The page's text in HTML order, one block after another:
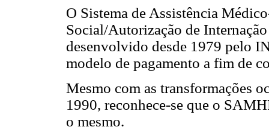
O Sistema de Assistência
Social/Autorização de
desenvolvido desde 1979 pelo
modelo de pagamento a fim de
Mesmo com as transformações
1990, reconhece-se que o
o mesmo.